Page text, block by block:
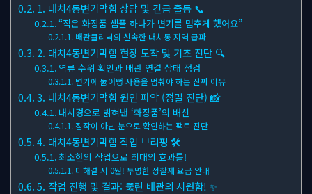
1. 대치4동변기막힘 상담 및 긴급 출동 📞
“작은 화장품 샘플 하나가 변기를 멈추게 했어요”
배관클리닉의 신속한 대치동 지역 급파
2. 대치4동변기막힘 현장 도착 및 기초 진단 🔍
역류 수위 확인과 배관 연결 상태 점검
변기에 뚫어뻥 사용을 멈춰야 하는 진짜 이유
3. 대치4동변기막힘 원인 파악 (정밀 진단) 📸
내시경으로 밝혀낸 ‘화장품’의 배신
짐작이 아닌 눈으로 확인하는 팩트 진단
4. 대치4동변기막힘 작업 브리핑 🛠
최소한의 작업으로 최대의 효과를!
미해결 시 0원! 투명한 정찰제 요금 안내
5. 작업 진행 및 결과: 뚫린 배관의 시원함! ✨